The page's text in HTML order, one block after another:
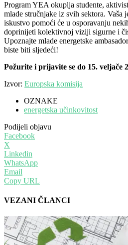
Program YEA okuplja studente,
mlade stručnjake iz svih sektora. Vaša
iskustvo pomoći će u osporavanju
doprinijeti kolektivnoj viziji sigurne i
Upoznajte mlade energetske
biste biti sljedeći!
Požurite i prijavite se do 15. veljače
Izvor: Europska komisija
OZNAKE
energetska učinkovitost
Podijeli objavu
Facebook
X
Linkedin
WhatsApp
Email
Copy URL
VEZANI ČLANCI